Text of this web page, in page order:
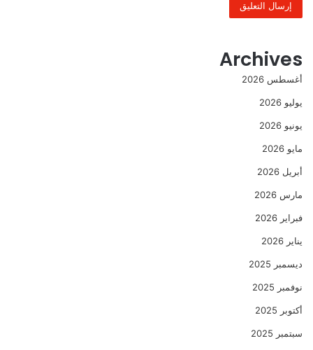
Archives
أغسطس 2026
يوليو 2026
يونيو 2026
مايو 2026
أبريل 2026
مارس 2026
فبراير 2026
يناير 2026
ديسمبر 2025
نوفمبر 2025
أكتوبر 2025
سبتمبر 2025